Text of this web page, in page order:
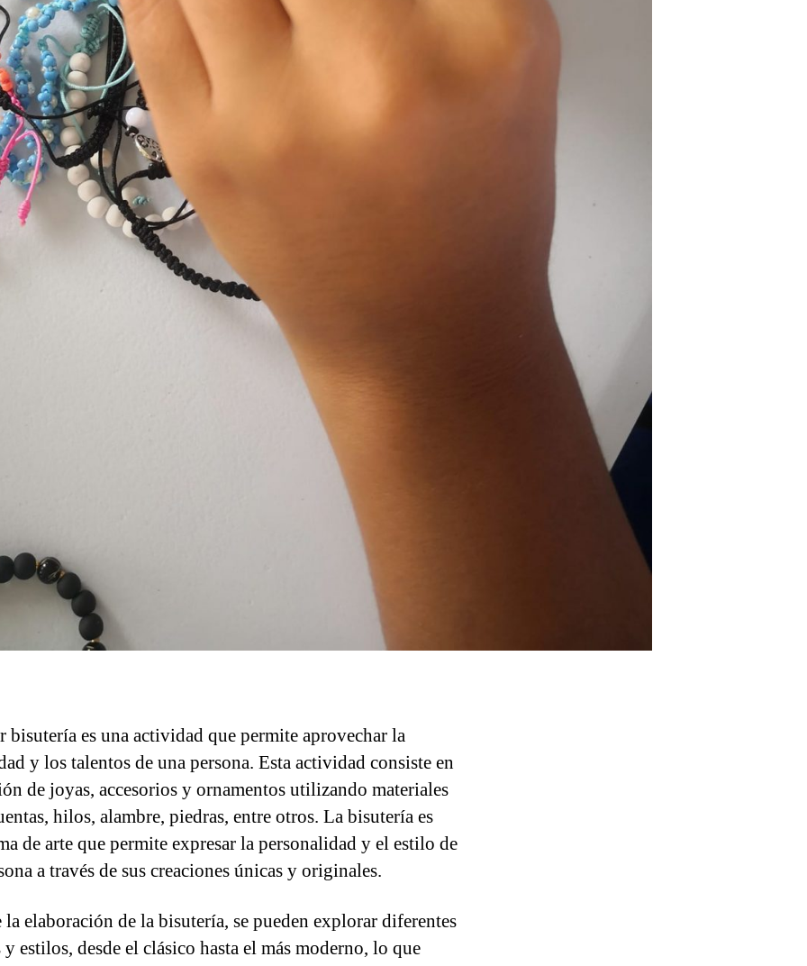
bisutería es una actividad que permite aprovechar la
y los talentos de una persona. Esta actividad consiste en
de joyas, accesorios y ornamentos utilizando materiales
hilos, alambre, piedras, entre otros. La bisutería es
de arte que permite expresar la personalidad y el estilo de
a través de sus creaciones únicas y originales.
la elaboración de la bisutería, se pueden explorar diferentes
y estilos, desde el clásico hasta el más moderno, lo que